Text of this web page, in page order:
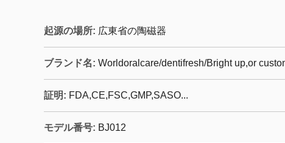
起源の場所: 広東省の陶磁器
ブランド名: Worldoralcare/dentifresh/Bright up,or
証明: FDA,CE,FSC,GMP,SASO...
モデル番号: BJ012